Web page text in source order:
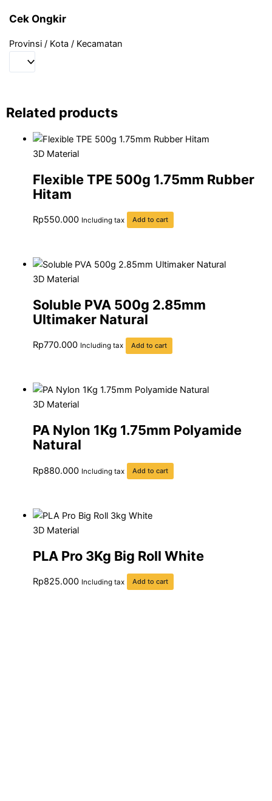
Cek Ongkir
Provinsi / Kota / Kecamatan
Related products
3D Material
Flexible TPE 500g 1.75mm Rubber
Hitam
Rp550.000 Including tax Add to cart
3D Material
Soluble PVA 500g 2.85mm
Ultimaker Natural
Rp770.000 Including tax Add to cart
3D Material
PA Nylon 1Kg 1.75mm Polyamide
Natural
Rp880.000 Including tax Add to cart
3D Material
PLA Pro 3Kg Big Roll White
Rp825.000 Including tax Add to cart